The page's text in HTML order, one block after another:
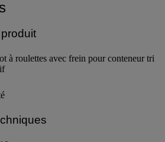
à roulettes avec frein pour conteneur tri